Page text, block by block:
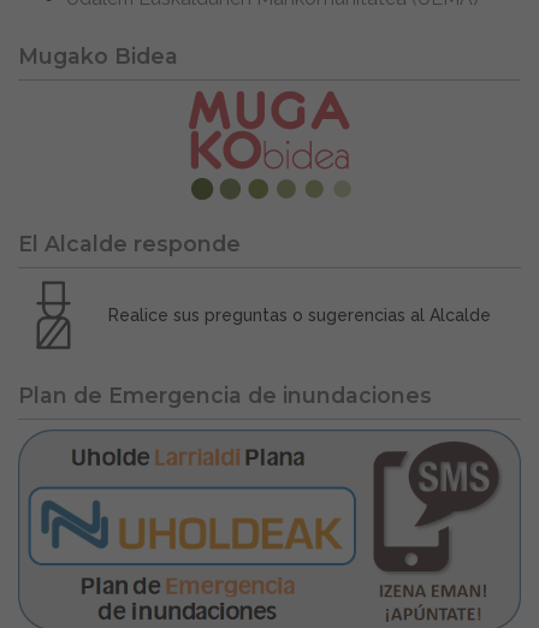
Mugako Bidea
El Alcalde responde
Realice sus preguntas o sugerencias al Alcalde
Plan de Emergencia de inundaciones